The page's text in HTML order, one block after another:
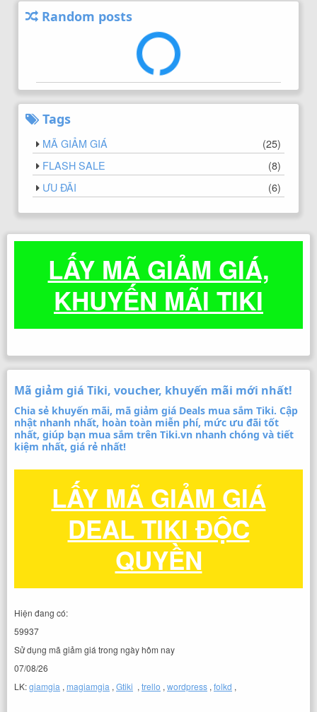
Random posts
Tags
MÃ GIẢM GIÁ (25)
FLASH SALE
(8)
ƯU ĐÃI
(6)
LẤY MÃ GIẢM GIÁ,
KHUYẾN MÃI TIKI
Mã giảm giá Tiki, voucher, khuyến mãi mới nhất!
Chia sẻ khuyến mãi, mã giảm giá Deals mua sắm Tiki. Cập
nhật nhanh nhất, hoàn toàn miễn phí, mức ưu đãi tốt
nhất, giúp bạn mua sắm trên Tiki.vn nhanh chóng và tiết
kiệm nhất, giá rẻ nhất!
LẤY MÃ GIẢM GIÁ
DEAL TIKI ĐỘC
QUYỀN
Hiện đang có:
59937
Sử dụng mã giảm giá trong ngày hôm nay
07/08/26
LK:giamgia , magiamgia , Gtiki , trello , wordpress , folkd ,